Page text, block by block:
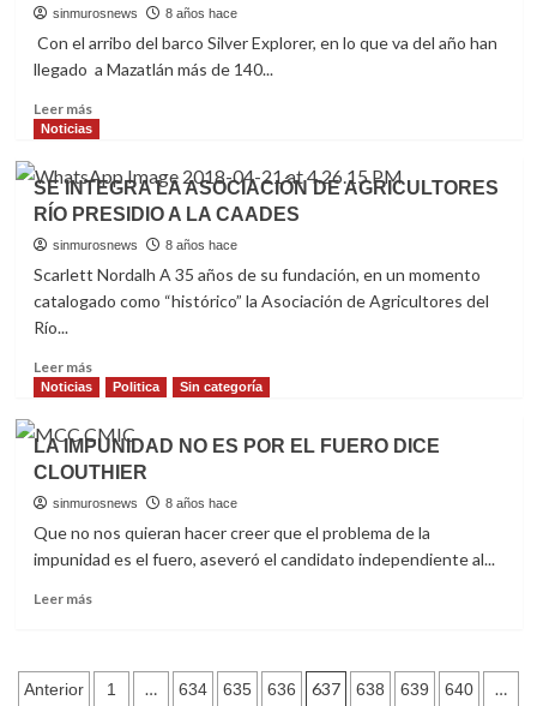
FAMA,
ME
HISTORIAS
APORTACIÓN
Yoshira
Escárrega
sinmurosnews 8 años hace
Con el arribo del barco Silver Explorer, en lo que va del año han
llegado a Mazatlán más de 140...
Leer másRead
more
HAN
LLEGADO
A
MAZATLÁN
39
EN
VA
DEL
AÑO
Noticias
SE INTEGRA LA ASOCIACIÓN DE AGRICULTORES
RÍO PRESIDIO A LA CAADES
sinmurosnews 8 años hace
Scarlett Nordalh A 35 años de su fundación, en un momento
catalogado como “histórico” la Asociación de Agricultores del
Río...
Leer másRead
more
SE
INTEGRA
LA
ASOCIACIÓN
AGRICULTORES
RÍO
Noticias Politica Sin categoría
LA IMPUNIDAD NO ES POR EL FUERO DICE
CLOUTHIER
sinmurosnews 8 años hace
Que no nos quieran hacer creer que el problema de la
impunidad es el fuero, aseveró el candidato independiente al...
Leer másRead
IMPUNIDAD
Navegación
Anterior 1 … 634 635 636 637 638 639 640 …